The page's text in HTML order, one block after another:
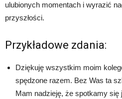
ulubionych momentach i wyrazić
przyszłości.
Przykładowe zdania:
Dziękuję wszystkim moim
spędzone razem. Bez Was ta
Mam nadzieję, że spotkamy